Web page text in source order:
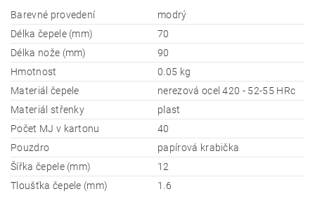
Barevné provedení
modrý
Délka čepele (mm)
70
Délka nože (mm)
90
Hmotnost
0.05 kg
Materiál čepele
nerezová ocel 420 - 52-55 HRc
Materiál střenky
plast
Počet MJ v kartonu
40
Pouzdro
papírová krabička
Šířka čepele (mm)
12
Tloušťka čepele (mm)
1.6